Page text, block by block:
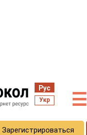
Рус
Укр ☰
Зарегистрироваться